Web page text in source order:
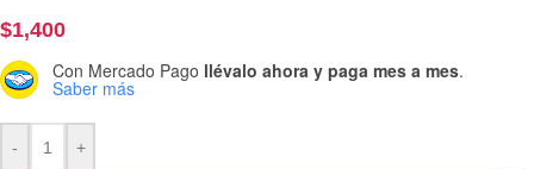
$1,400
Con Mercado Pago llévalo ahora y paga mes a mes.
Saber más
- +